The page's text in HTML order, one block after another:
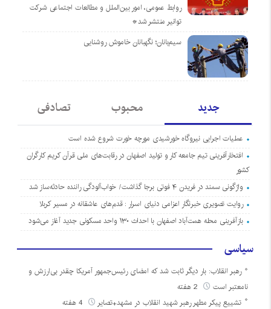
روابط عمومی، امور بین‌الملل و مطالعات اجتماعی شرکت
توانیر منتشر شد*
سیم‌بانان؛ نگهبانان خاموش روشنایی
جدید محبوب تصادفی
عملیات اجرایی نیروگاه خورشیدی مورچه خورت شروع شده است
افتخارآفرینی تیم جامعه کار و تولید اصفهان در رقابت‌های ملی قرآن کریم کارگران
کشور
واژگونی سمند در فریدن ۴ فوتی برجا گذاشت/ خواب‌آلودگی راننده حادثه‌ساز شد
روایت تصویری خبرنگار اعزامی دنیای اسرار : قدم‌های عاشقانه در مسیر کربلا
بازآفرینی محله همت‌آباد اصفهان با احداث ۱۳۰ واحد مسکونی جدید آغاز می‌شود
سیاسی
رهبر انقلاب: بار دیگر ثابت شد که امضای رئیس‌جمهور آمریکا چقدر بی‌ارزش و
نامعتبر است
تشییع پیکر مطهر رهبر شهید انقلاب در مشهد+تصایر